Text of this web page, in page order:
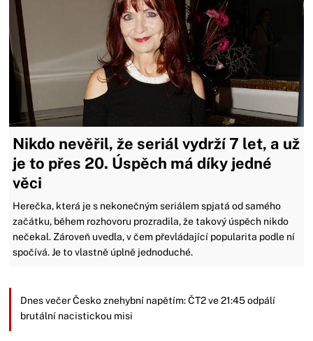
Nikdo nevěřil, že seriál vydrží 7 let, a už
je to přes 20. Úspěch má díky jedné
věci
Herečka, která je s nekonečným seriálem spjatá od samého
začátku, během rozhovoru prozradila, že takový úspěch nikdo
nečekal. Zároveň uvedla, v čem převládající popularita podle ní
spočívá. Je to vlastně úplně jednoduché.
Dnes večer Česko znehybní napětím: ČT2 ve 21:45 odpálí
brutální nacistickou misi